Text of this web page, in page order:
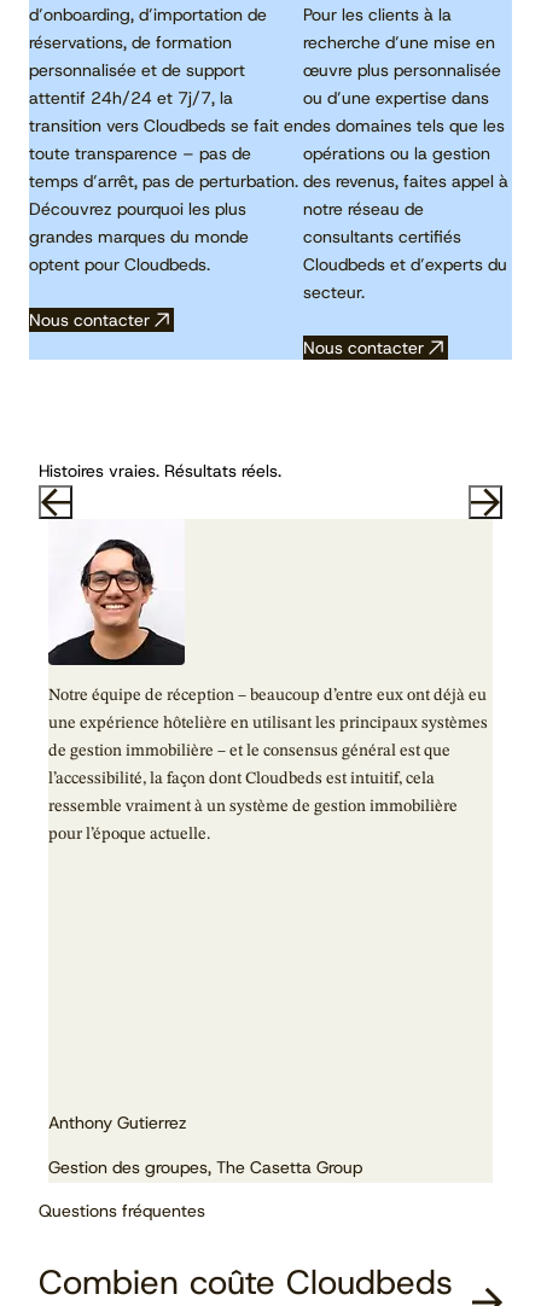
d’onboarding, d’importation de
réservations, de formation
personnalisée et de support
attentif 24h/24 et 7j/7, la
transition vers Cloudbeds se fait en
toute transparence – pas de
temps d’arrêt, pas de perturbation.
Découvrez pourquoi les plus
grandes marques du monde
optent pour Cloudbeds.
Nous contacter
Pour les clients à la
recherche d’une mise en
œuvre plus personnalisée
ou d’une expertise dans
des domaines tels que les
opérations ou la gestion
des revenus, faites appel à
notre réseau de
consultants certifiés
Cloudbeds et d’experts du
secteur.
Nous contacter
Histoires vraies. Résultats réels.
Notre équipe de réception – beaucoup d’entre eux ont déjà eu
une expérience hôtelière en utilisant les principaux systèmes
de gestion immobilière – et le consensus général est que
l’accessibilité, la façon dont Cloudbeds est intuitif, cela
ressemble vraiment à un système de gestion immobilière
pour l’époque actuelle.
Anthony Gutierrez
Gestion des groupes, The Casetta Group
Questions fréquentes
Combien coûte Cloudbeds